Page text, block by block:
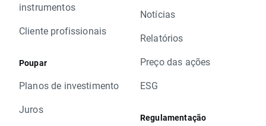
instrumentos
Cliente profissionais
Poupar
Planos de investimento
Juros
Notícias
Relatórios
Preço das ações
ESG
Regulamentação